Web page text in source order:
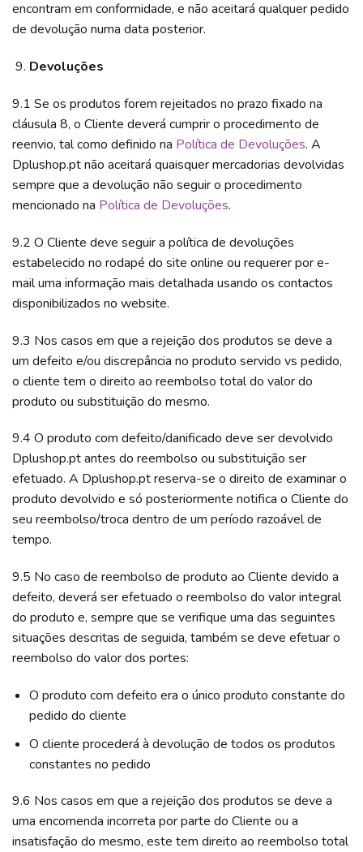
encontram em conformidade, e não aceitará qualquer pedido
de devolução numa data posterior.
Devoluções
9.1 Se os produtos forem rejeitados no prazo fixado na
cláusula 8, o Cliente deverá cumprir o procedimento de
reenvio, tal como definido na Política de Devoluções. A
Dplushop.pt não aceitará quaisquer mercadorias devolvidas
sempre que a devolução não seguir o procedimento
mencionado na Política de Devoluções.
9.2 O Cliente deve seguir a política de devoluções
estabelecido no rodapé do site online ou requerer por e-
mail uma informação mais detalhada usando os contactos
disponibilizados no website.
9.3 Nos casos em que a rejeição dos produtos se deve a
um defeito e/ou discrepância no produto servido vs pedido,
o cliente tem o direito ao reembolso total do valor do
produto ou substituição do mesmo.
9.4 O produto com defeito/danificado deve ser devolvido
Dplushop.pt antes do reembolso ou substituição ser
efetuado. A Dplushop.pt reserva-se o direito de examinar o
produto devolvido e só posteriormente notifica o Cliente do
seu reembolso/troca dentro de um período razoável de
tempo.
9.5 No caso de reembolso de produto ao Cliente devido a
defeito, deverá ser efetuado o reembolso do valor integral
do produto e, sempre que se verifique uma das seguintes
situações descritas de seguida, também se deve efetuar o
reembolso do valor dos portes:
O produto com defeito era o único produto constante do
pedido do cliente
O cliente procederá à devolução de todos os produtos
constantes no pedido
9.6 Nos casos em que a rejeição dos produtos se deve a
uma encomenda incorreta por parte do Cliente ou a
insatisfação do mesmo, este tem direito ao reembolso total